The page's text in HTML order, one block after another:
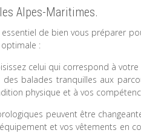
Alpes-Maritimes.
de bien vous préparer
:
celui qui correspond à
balades tranquilles aux
physique et à vos
peuvent être
et vos vêtements en